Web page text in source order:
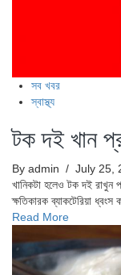
সব খবর
স্বাস্থ্য
টক দই খান
By admin / July 25,
খানিকটা হলেও টক দই রাখুন
ক্ষতিকারক ব্যাকটেরিয়া
Read More